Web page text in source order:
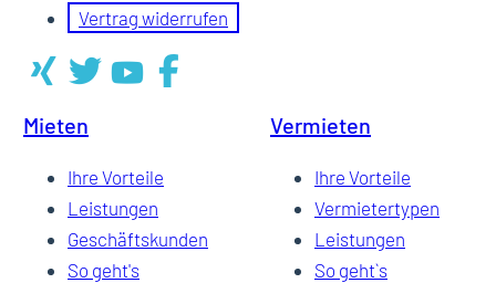
Vertrag widerrufen
Mieten
Ihre Vorteile
Leistungen
Geschäftskunden
So geht's
Vermieten
Ihre Vorteile
Vermietertypen
Leistungen
So geht`s